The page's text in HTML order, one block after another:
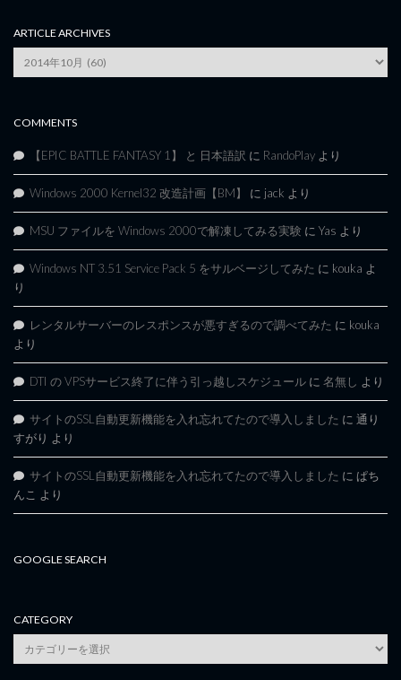
ARTICLE ARCHIVES
Article
Archives
COMMENTS
【EPIC BATTLE FANTASY 1】 と 日本語訳 に RandoPlay より
Windows 2000 Kernel32 改造計画【BM】 に jack より
MSU ファイルを Windows 2000で解凍してみる実験 に Yas より
Windows NT 3.51 Service Pack 5 をサルベージしてみた に kouka よ
り
レンタルサーバーのレスポンスが悪すぎるので調べてみた に kouka
より
DTI の VPSサービス終了に伴う引っ越しスケジュール に 名無し より
サイトのSSL自動更新機能を入れ忘れてたので導入しました に 通り
すがり より
サイトのSSL自動更新機能を入れ忘れてたので導入しました に ぱち
んこ より
GOOGLE SEARCH
CATEGORY
category